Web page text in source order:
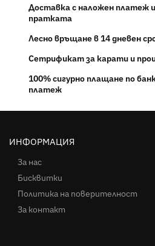
Доставка с наложен платеж
пратката
Лесно връщане в 14 дневен
Сетрификат за карати и
100% сигурно плащане по
платеж
ИНФОРМАЦИЯ
За нас
Бисквитки
Политика на поверителност
За контакт